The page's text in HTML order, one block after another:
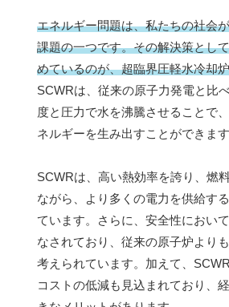
エネルギー問題は、私たちの社会
課題の一つです。その解決策とし
めているのが、超臨界圧軽水冷却
SCWRは、従来の原子力発電と比
度と圧力で水を沸騰させることで
ネルギーを生み出すことができます
SCWRは、高い熱効率を誇り、燃
ながら、より多くの電力を供給す
ています。さらに、安全性におい
なされており、従来の原子炉より
考えられています。加えて、
コストの低減も見込まれており、